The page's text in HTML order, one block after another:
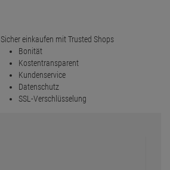
Sicher einkaufen mit Trusted Shops
Bonität
Kostentransparent
Kundenservice
Datenschutz
SSL-Verschlüsselung